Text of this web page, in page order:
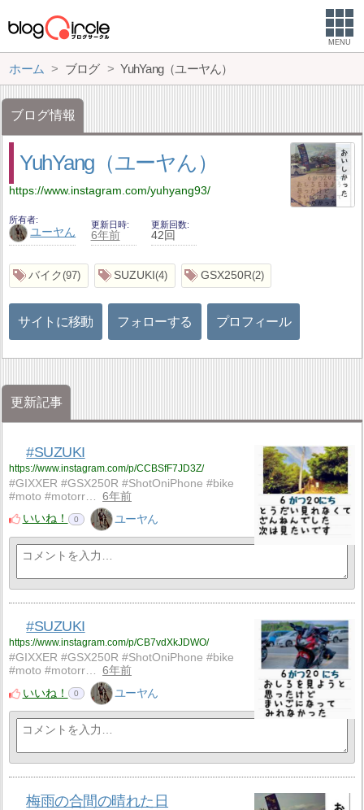
MENU
ホーム ブログ YuhYang（ユーヤん）
ブログ情報
YuhYang（ユーヤん）
https://www.instagram.com/yuhyang93/
所有者
ユーヤん
更新日時
6年前
更新回数
42回
バイク 97 SUZUKI 4 GSX250R 2
サイトに移動 フォローする プロフィール
更新記事
#SUZUKI
https://www.instagram.com/p/CCBSfF7JD3Z/
#GIXXER #GSX250R #ShotOniPhone #bike
#moto #motorr…
6年前
いいね！
0 ユーヤん
#SUZUKI
https://www.instagram.com/p/CB7vdXkJDWO/
#GIXXER #GSX250R #ShotOniPhone #bike
#moto #motorr…
6年前
いいね！
0 ユーヤん
梅雨の合間の晴れた日